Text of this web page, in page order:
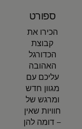
ספורט
הכירו את
קבוצת
הכדורגל
האהובה
עליכם עם
מגוון חדש
ומרגש של
חוויות שאין
דומה להן –